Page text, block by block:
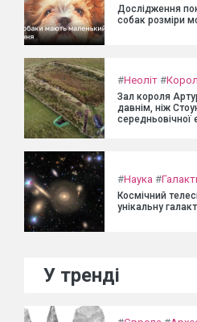
Дослідження
собак розміри
#Неоліт #
Зал короля
давнім, ніж
середньовічної
#Наука #
Космічний
унікальну
У тренді